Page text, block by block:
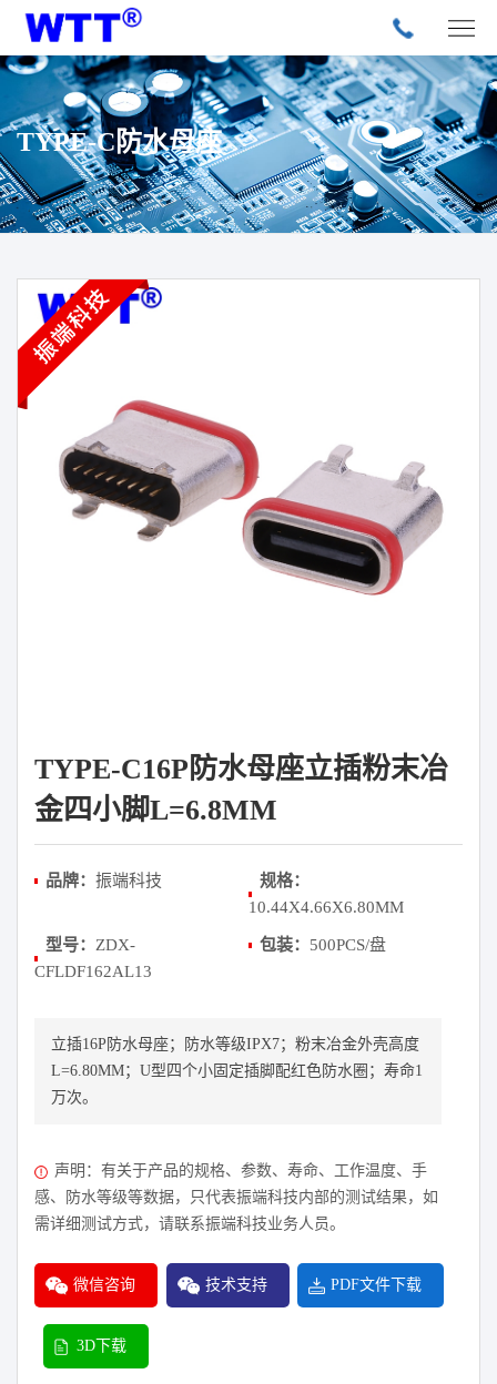
TYPE-C防水母座
TYPE-C16P防水母座立插粉末冶
金四小脚L=6.8MM
品牌： 振端科技
规格：
10.44X4.66X6.80MM
型号： ZDX-
CFLDF162AL13
包装： 500PCS/盘
立插16P防水母座；防水等级IPX7；粉末冶金外壳高度
L=6.80MM；U型四个小固定插脚配红色防水圈；寿命1
万次。
声明：有关于产品的规格、参数、寿命、工作温度、手
感、防水等级等数据，只代表振端科技内部的测试结果，如
需详细测试方式，请联系振端科技业务人员。
微信咨询 技术支持 PDF文件下载
3D下载